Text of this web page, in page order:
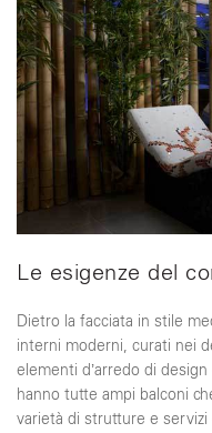
Le esigenze del
Dietro la facciata in stile
interni moderni, curati nei
elementi d’arredo di
hanno tutte ampi balconi
varietà di strutture e